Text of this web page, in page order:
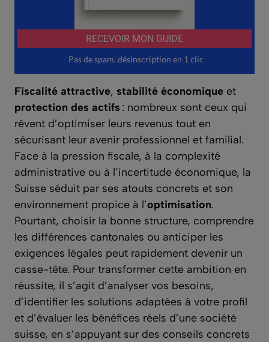
Fiscalité attractive, stabilité économique et
protection des actifs : nombreux sont ceux qui
rêvent d’optimiser leurs revenus tout en
sécurisant leur avenir professionnel et familial.
Face à la pression fiscale, à la complexité
administrative ou à l’incertitude économique, la
Suisse séduit par ses atouts concrets et son
environnement propice à l’optimisation.
Pourtant, choisir la bonne structure, comprendre
les différences cantonales ou anticiper les
exigences légales peut rapidement devenir un
casse-tête. Pour transformer cette ambition en
réussite, il s’agit d’analyser vos besoins,
d’identifier les solutions adaptées à votre profil
et d’évaluer les bénéfices réels d’une société
suisse, en s’appuyant sur des conseils concrets